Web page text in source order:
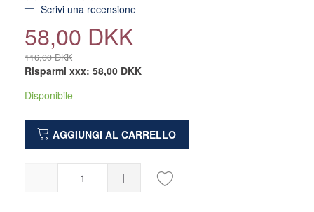
Scrivi una recensione
58,00 DKK
116,00 DKK
Risparmi xxx: 58,00 DKK
Disponibile
AGGIUNGI AL CARRELLO